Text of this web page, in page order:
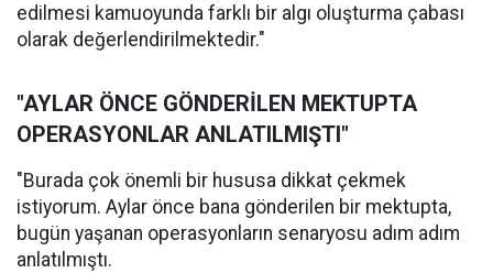
edilmesi kamuoyunda farklı bir algı oluşturma çabası
olarak değerlendirilmektedir."
"AYLAR ÖNCE GÖNDERİLEN MEKTUPTA
OPERASYONLAR ANLATILMIŞTI"
"Burada çok önemli bir hususa dikkat çekmek
istiyorum. Aylar önce bana gönderilen bir mektupta,
bugün yaşanan operasyonların senaryosu adım adım
anlatılmıştı.